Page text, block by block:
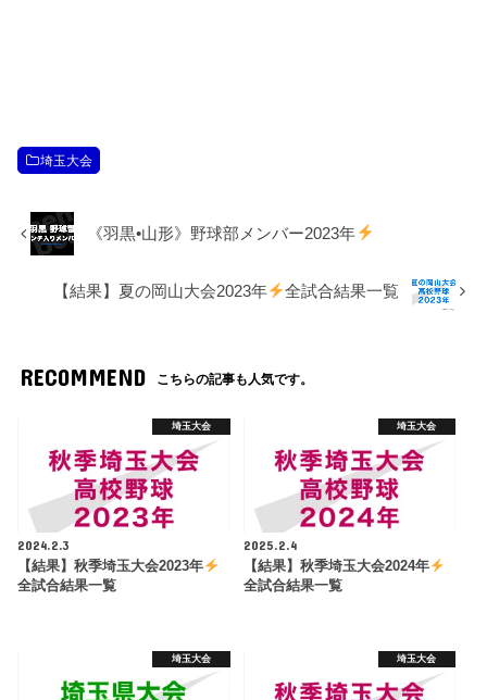
埼玉大会
《羽黒•山形》野球部メンバー2023年
【結果】夏の岡山大会2023年 全試合結果一覧
RECOMMEND こちらの記事も人気です。
埼玉大会
2024.2.3
【結果】秋季埼玉大会2023年
全試合結果一覧
埼玉大会
2025.2.4
【結果】秋季埼玉大会2024年
全試合結果一覧
埼玉大会 埼玉大会